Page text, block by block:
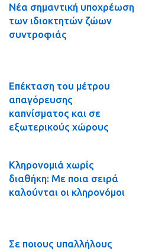
Νέα σημαντική υποχρέωση
των ιδιοκτητών ζώων
συντροφιάς
Επέκταση του μέτρου
απαγόρευσης
καπνίσματος και σε
εξωτερικούς χώρους
Κληρονομιά χωρίς
διαθήκη: Με ποια σειρά
καλούνται οι κληρονόμοι
Σε ποιους υπαλλήλους